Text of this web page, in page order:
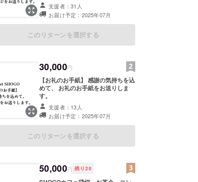
支援者：31人
お届け予定：2025年07月
このリターンを選択する
30,000円
【お礼のお手紙】 感謝の気持ちを込
めて、 お礼のお手紙をお送りしま
す。
支援者：13人
お届け予定：2025年07月
このリターンを選択する
50,000円 残り 20